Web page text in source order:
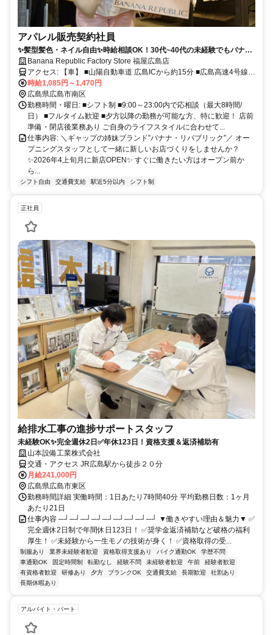
アパレル販売契約社員
✨髪型髪色・ネイル自由✨時給相談OK！30代~40代の未経験でもバナ
ナ・リパブリックで新しいキャリアを✨従業員割引あり！フレキシブル
なシフトで自分らしい働き方を！
Banana Republic Factory Store 福屋広島店
アクセス: 【車】 ■山陽自動車道 広島ICから約15分 ■広島高速4号線
（広島西風新都線）から約8分 【電車】JR広島駅、広電広島駅下車
徒歩2分
時給1,085円～1,470円
広島県広島市南区
勤務時間・曜日: ■シフト制 ■9:00～23:00内で応相談（最大8時間/
日） ■フルタイム歓迎 ■夕方以降の勤務が可能な方、特に歓迎！ 店前
準備・閉店後業務あり ご自身のライフスタイルに合わせて...
仕事内容: ＼ギャップの姉妹ブランド”バナナ・リパブリック”／ オー
プニングスタッフとして一緒に新しいお店づくりをしませんか？
✨2026年4上旬月に新店OPEN✨ すぐに働きたい方はオープン前か
ら...
シフト自由 交通費支給 駅近5分以内 シフト制
正社員
給排水工事の進捗サポートスタッフ
未経験OK✨完全週休2日✅年休123日！資格支援＆返済補助有
山本設備工業株式会社
交通・アクセス JR広島駅から徒歩２０分
月給241,000円
広島県広島市東区
勤務時間詳細 実働時間：1日あたり7時間40分 平均勤務日数：1ヶ月
あたり21日
仕事内容 ─┘─┘─┘─┘─┘─┘─┘─┘─┘ ▼働きやすい理由＆魅力▼ ✅
完全週休2日制で年間休日123日！ ✅奨学金返済補助など破格の福利
厚生！ ✅未経験から一生モノの技術が身く！ ✅資格取得の受...
制服あり 業界未経験者歓迎 資格取得支援あり バイク通勤OK
学歴不問
車通勤OK
固定時間制 転勤なし 経験不問 未経験者歓迎 午前
経験者歓迎
有資格者歓迎
研修あり 夕方 ブランクOK 交通費支給 長期歓迎
社割あり
長期休暇あり
アルバイト・パート